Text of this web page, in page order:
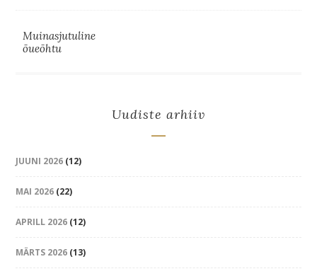
Muinasjutuline
õueõhtu
Uudiste arhiiv
JUUNI 2026 (12)
MAI 2026 (22)
APRILL 2026 (12)
MÄRTS 2026 (13)